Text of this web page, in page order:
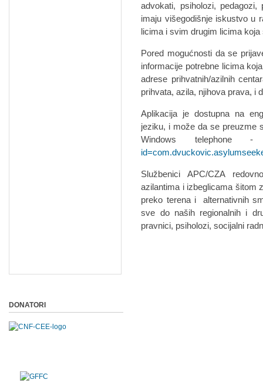
advokati, psiholozi,
imaju višegodišnje iskustvo u
licima i svim drugim licima
Pored mogućnosti da se
informacije potrebne licima
adrese prihvatnih/azilnih
prihvata, azila, njihova prava, i
Aplikacija je dostupna na
jeziku, i može da se preuzme
Windows
Službenici APC/CZA
azilantima i izbeglicama šitom
preko terena i alternativnih
sve do naših regionalnih i
pravnici, psiholozi, socijalni
DONATORI